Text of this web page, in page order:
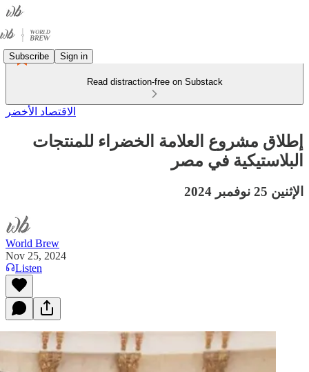
Subscribe Sign in
Read distraction-free on Substack
الاقتصاد الأخضر
إطلاق مشروع العلامة الخضراء للمنتجات
البلاستيكية في مصر
الإثنين 25 نوفمبر 2024
World Brew
Nov 25, 2024
Listen